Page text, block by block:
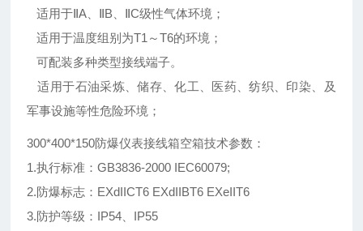
适用于ⅡA、ⅡB、ⅡC级性气体环境；
适用于温度组别为T1～T6的环境；
可配装多种类型接线端子。
适用于石油采炼、储存、化工、医药、纺织、印染、及
军事设施等性危险环境；
300*400*150防爆仪表接线箱空箱技术参数：
1.执行标准：GB3836-2000 IEC60079;
2.防爆标志：EXdIICT6 EXdIIBT6 EXeIIT6
3.防护等级：IP54、IP55